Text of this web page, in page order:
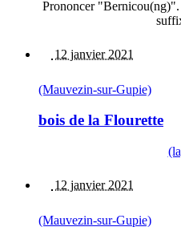
Prononcer
12 janvier 2021
(Mauvezin-sur-Gupie)
bois de la Flourette
12 janvier 2021
(Mauvezin-sur-Gupie)